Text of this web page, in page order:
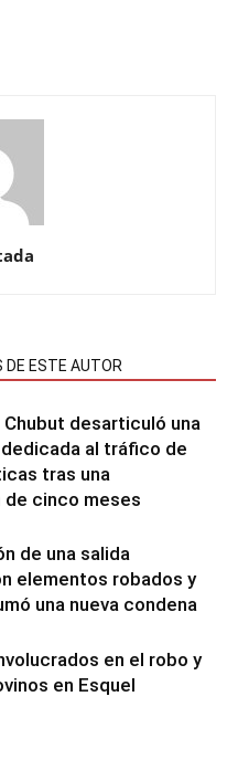
DE ESTE AUTOR
Chubut desarticuló una
al tráfico de
tras una
cinco meses
de una salida
elementos robados y
una nueva condena
en el robo y
en Esquel